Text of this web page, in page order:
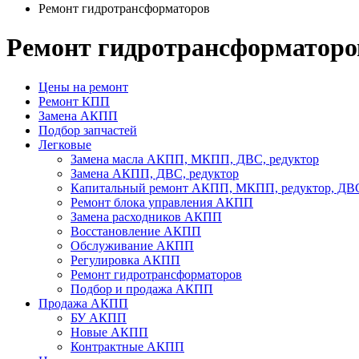
Ремонт гидротрансформаторов
Ремонт
Цены на ремонт
Ремонт КПП
Замена АКПП
Подбор запчастей
Легковые
Замена масла АКПП, МКПП, ДВС, редуктор
Замена АКПП, ДВС, редуктор
Капитальный ремонт АКПП, МКПП, редуктор,
Ремонт блока управления АКПП
Замена расходников АКПП
Восстановление АКПП
Обслуживание АКПП
Регулировка АКПП
Ремонт гидротрансформаторов
Подбор и продажа АКПП
Продажа АКПП
БУ АКПП
Новые АКПП
Контрактные АКПП